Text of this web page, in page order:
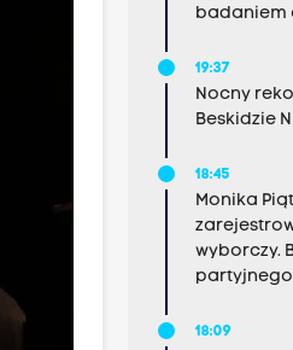
badaniem
19:37
Nocny
Beskidzie
18:45
Monika
wyborczy.
partyjnego
18:09